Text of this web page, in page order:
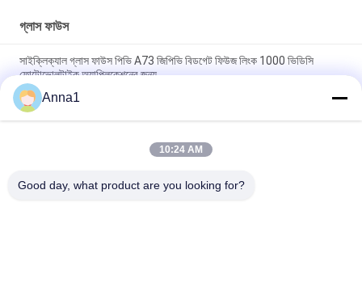
গ্লাস ফাউস
সাইক্লিক্যাল গ্লাস ফাউস পিভি A73 জিপিভি বিডগেট ফিউজ লিংক 1000 ভিডিসি
ফোটোভোলটাইক অ্যাপ্লিকেশনের জন্য
SMD1140 476 সিরিজ ধীর গতির সারফেস মাউন্ট পিকো ফিউজ 1A 250VAC
400VDC LED আলোর জন্য
উচ্চ ভোল্টেজ 5.500 সিরিজ গ্লাস টিউব ফিউজ 500V সময় - পাওয়ার সাপ্লাই জন্য লেগ
Anna1
10:24 AM
Good day, what product are you looking for?